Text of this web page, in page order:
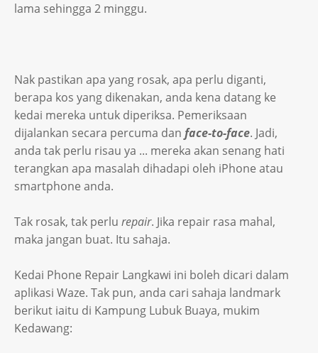
lama sehingga 2 minggu.
Nak pastikan apa yang rosak, apa perlu diganti,
berapa kos yang dikenakan, anda kena datang ke
kedai mereka untuk diperiksa. Pemeriksaan
dijalankan secara percuma dan face-to-face. Jadi,
anda tak perlu risau ya ... mereka akan senang hati
terangkan apa masalah dihadapi oleh iPhone atau
smartphone anda.
Tak rosak, tak perlu repair. Jika repair rasa mahal,
maka jangan buat. Itu sahaja.
Kedai Phone Repair Langkawi ini boleh dicari dalam
aplikasi Waze. Tak pun, anda cari sahaja landmark
berikut iaitu di Kampung Lubuk Buaya, mukim
Kedawang: